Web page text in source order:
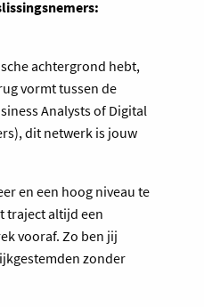
achtergrond hebt,
vormt tussen de
Analysts of Digital
dit netwerk is jouw
en een hoog niveau te
traject altijd een
vooraf. Zo ben jij
zonder